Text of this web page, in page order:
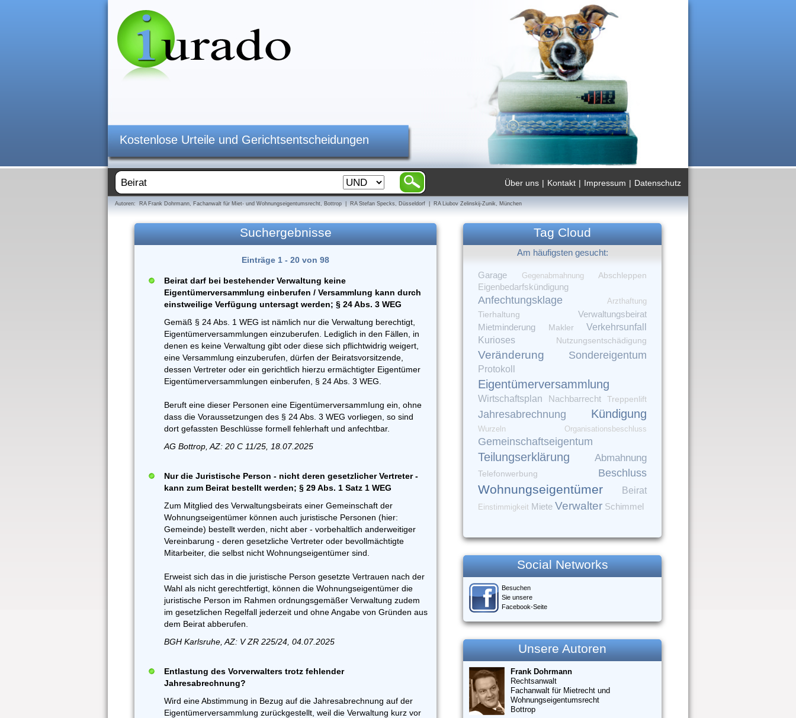
Kostenlose Urteile und Gerichtsentscheidungen
Datenschutz
|
Impressum
|
Kontakt
|
Über uns
Autoren: RA Frank Dohrmann, Fachanwalt für Miet- und Wohnungseigentumsrecht, Bottrop | RA Stefan Specks, Düsseldorf | RA Liubov Zelinskij-Zunik, München
Suchergebnisse
Einträge 1 - 20 von 98
Beirat darf bei bestehender Verwaltung keine
Eigentümerversammlung einberufen / Versammlung kann durch
einstweilige Verfügung untersagt werden; § 24 Abs. 3 WEG
Gemäß § 24 Abs. 1 WEG ist nämlich nur die Verwaltung berechtigt,
Eigentümerversammlungen einzuberufen. Lediglich in den Fällen, in
denen es keine Verwaltung gibt oder diese sich pflichtwidrig weigert,
eine Versammlung einzuberufen, dürfen der Beiratsvorsitzende,
dessen Vertreter oder ein gerichtlich hierzu ermächtigter Eigentümer
Eigentümerversammlungen einberufen, § 24 Abs. 3 WEG.
Beruft eine dieser Personen eine EigentümerversammIung ein, ohne
dass die Voraussetzungen des § 24 Abs. 3 WEG vorliegen, so sind
dort gefassten Beschlüsse formell fehlerhaft und anfechtbar.
AG Bottrop, AZ: 20 C 11/25, 18.07.2025
Nur die Juristische Person - nicht deren gesetzlicher Vertreter -
kann zum Beirat bestellt werden; § 29 Abs. 1 Satz 1 WEG
Zum Mitglied des Verwaltungsbeirats einer Gemeinschaft der
Wohnungseigentümer können auch juristische Personen (hier:
Gemeinde) bestellt werden, nicht aber - vorbehaltlich anderweitiger
Vereinbarung - deren gesetzliche Vertreter oder bevollmächtigte
Mitarbeiter, die selbst nicht Wohnungseigentümer sind.
Erweist sich das in die juristische Person gesetzte Vertrauen nach der
Wahl als nicht gerechtfertigt, können die Wohnungseigentümer die
juristische Person im Rahmen ordnungsgemäßer Verwaltung zudem
im gesetzlichen Regelfall jederzeit und ohne Angabe von Gründen aus
dem Beirat abberufen.
BGH Karlsruhe, AZ: V ZR 225/24, 04.07.2025
Entlastung des Vorverwalters trotz fehlender
Jahresabrechnung?
Wird eine Abstimmung in Bezug auf die Jahresabrechnung auf der
Eigentümerversammlung zurückgestellt, weil die Verwaltung kurz vor
Tag Cloud
Am häufigsten gesucht:
Garage Gegenabmahnung Abschleppen
Eigenbedarfskündigung
Anfechtungsklage Arzthaftung
Tierhaltung
Verwaltungsbeirat
Mietminderung
Makler Verkehrsunfall
Kurioses Nutzungsentschädigung
Veränderung Sondereigentum
Protokoll
Eigentümerversammlung
Wirtschaftsplan Nachbarrecht Treppenlift
Jahresabrechnung Kündigung
Wurzeln Organisationsbeschluss
Gemeinschaftseigentum
Teilungserklärung Abmahnung
Telefonwerbung Beschluss
Wohnungseigentümer Beirat
Einstimmigkeit Miete Verwalter Schimmel
Social Networks
Besuchen
Sie unsere
Facebook-Seite
Unsere Autoren
Frank Dohrmann
Rechtsanwalt
Fachanwalt für Mietrecht und
Wohnungseigentumsrecht
Bottrop